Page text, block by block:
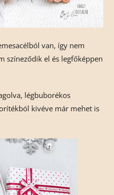
van, így nem
színeződik el és legfőképpen
légbuborékos
kivéve már mehet is